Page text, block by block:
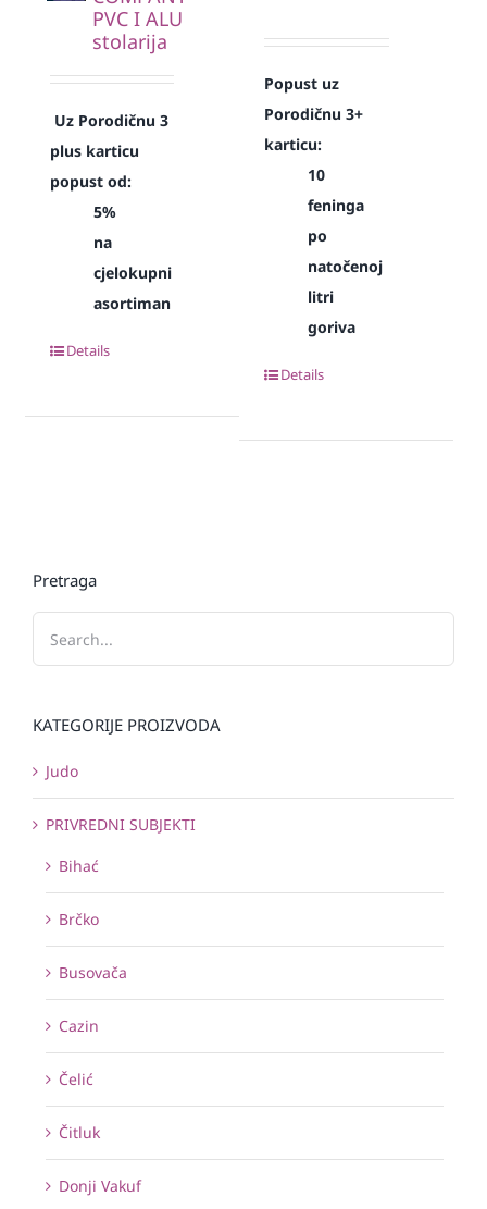
PVC I ALU
stolarija
Uz Porodičnu 3
plus karticu
popust od:
5%
na
cjelokupni
asortiman
Details
Popust uz
Porodičnu 3+
karticu:
10
feninga
po
natočenoj
litri
goriva
Details
Pretraga
KATEGORIJE PROIZVODA
Judo
PRIVREDNI SUBJEKTI
Bihać
Brčko
Busovača
Cazin
Čelić
Čitluk
Donji Vakuf